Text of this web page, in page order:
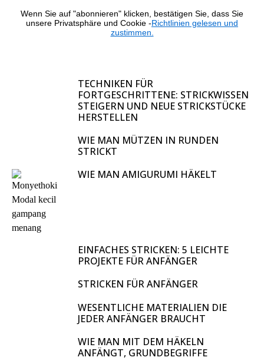
Wenn Sie auf "abonnieren" klicken, bestätigen Sie, dass Sie
unsere Privatsphäre und Cookie -Richtlinien gelesen und
zustimmen.
TECHNIKEN FÜR
FORTGESCHRITTENE: STRICKWISSEN
STEIGERN UND NEUE STRICKSTÜCKE
HERSTELLEN
WIE MAN MÜTZEN IN RUNDEN
STRICKT
WIE MAN AMIGURUMI HÄKELT
EINFACHES STRICKEN: 5 LEICHTE
PROJEKTE FÜR ANFÄNGER
STRICKEN FÜR ANFÄNGER
WESENTLICHE MATERIALIEN DIE
JEDER ANFÄNGER BRAUCHT
WIE MAN MIT DEM HÄKELN
ANFÄNGT, GRUNDBEGRIFFE